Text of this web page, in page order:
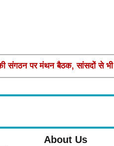
संगठन पर मंथन बैठक, सांसदों से भी
About Us